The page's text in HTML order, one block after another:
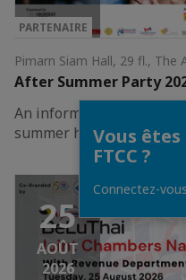
PARTENAIRE
Pimarn Siam Hall, 29 fl.,
After Summer Party
An informal networking
summer holiday!
25
AOÛT
2026
Vous
FTCC ?
Connectez-